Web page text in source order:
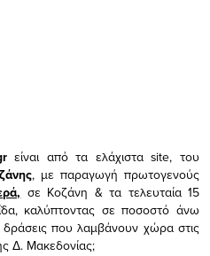
είναι από τα ελάχισταsite, του
, με παραγωγή πρωτογενούς
σε Κοζάνη & τα τελευταία 15
καλύπτοντας σε ποσοστό άνω
που λαμβάνουν χώρα στις
Δ. Μακεδονίας;